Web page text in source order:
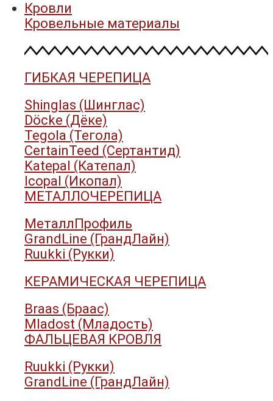
Кровли
Кровельные материалы
ГИБКАЯ ЧЕРЕПИЦА
Shinglas (Шинглас)
Döcke (Дёке)
Tegola (Тегола)
CertainTeed (Сертантид)
Katepal (Катепал)
Icopal (Икопал)
МЕТАЛЛОЧЕРЕПИЦА
МеталлПрофиль
GrandLine (ГрандЛайн)
Ruukki (Рукки)
КЕРАМИЧЕСКАЯ ЧЕРЕПИЦА
Braas (Браас)
Mladost (Младость)
ФАЛЬЦЕВАЯ КРОВЛЯ
Ruukki (Рукки)
GrandLine (ГрандЛайн)